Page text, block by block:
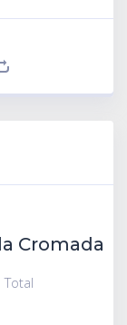
Cromada
Total